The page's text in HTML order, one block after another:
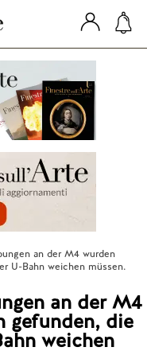
an der M4 wurden
U-Bahn weichen müssen.
an der M4
gefunden, die
weichen